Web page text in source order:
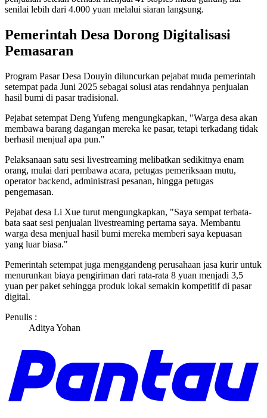
senilai lebih dari 4.000 yuan melalui siaran langsung.
Pemerintah Desa Dorong Digitalisasi
Pemasaran
Program Pasar Desa Douyin diluncurkan pejabat muda pemerintah
setempat pada Juni 2025 sebagai solusi atas rendahnya penjualan
hasil bumi di pasar tradisional.
Pejabat setempat Deng Yufeng mengungkapkan, "Warga desa akan
membawa barang dagangan mereka ke pasar, tetapi terkadang tidak
berhasil menjual apa pun."
Pelaksanaan satu sesi livestreaming melibatkan sedikitnya enam
orang, mulai dari pembawa acara, petugas pemeriksaan mutu,
operator backend, administrasi pesanan, hingga petugas
pengemasan.
Pejabat desa Li Xue turut mengungkapkan, "Saya sempat terbata-
bata saat sesi penjualan livestreaming pertama saya. Membantu
warga desa menjual hasil bumi mereka memberi saya kepuasan
yang luar biasa."
Pemerintah setempat juga menggandeng perusahaan jasa kurir untuk
menurunkan biaya pengiriman dari rata-rata 8 yuan menjadi 3,5
yuan per paket sehingga produk lokal semakin kompetitif di pasar
digital.
Penulis :
Aditya Yohan